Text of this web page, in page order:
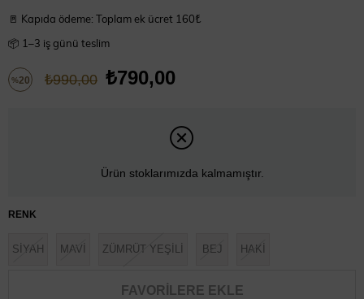
🚪 Kapıda ödeme: Toplam ek ücret 160₺
📦 1–3 iş günü teslim
%20 ₺990,00 ₺790,00
Ürün stoklarımızda kalmamıştır.
RENK
SİYAH MAVİ ZÜMRÜT YEŞİLİ BEJ HAKİ
FAVORILERE EKLE